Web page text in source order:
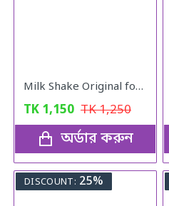
Milk Shake Original for Healthy Weight
TK 1,150 TK1,250
অর্ডার করুন
DISCOUNT: 25%